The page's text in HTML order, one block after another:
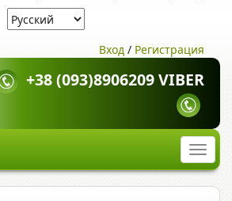
Вход / Регистрация
+38 (093)8906209 VIBER